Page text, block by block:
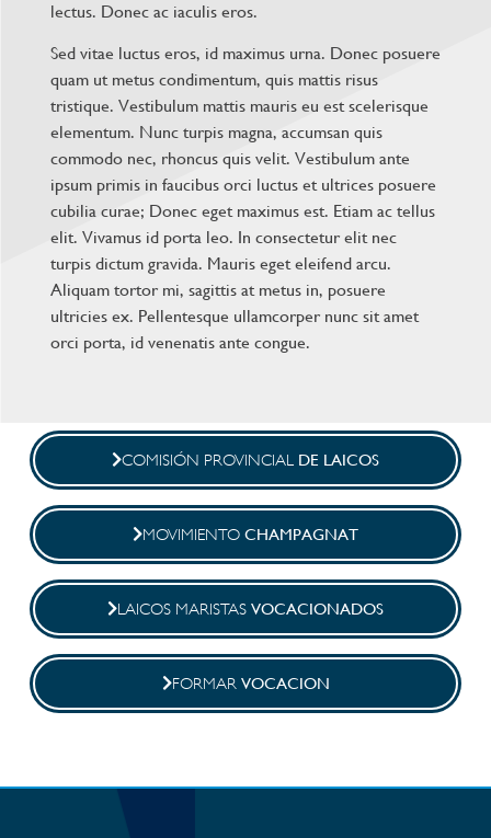
lectus. Donec ac iaculis eros.
Sed vitae luctus eros, id maximus urna. Donec posuere
quam ut metus condimentum, quis mattis risus
tristique. Vestibulum mattis mauris eu est scelerisque
elementum. Nunc turpis magna, accumsan quis
commodo nec, rhoncus quis velit. Vestibulum ante
ipsum primis in faucibus orci luctus et ultrices posuere
cubilia curae; Donec eget maximus est. Etiam ac tellus
elit. Vivamus id porta leo. In consectetur elit nec
turpis dictum gravida. Mauris eget eleifend arcu.
Aliquam tortor mi, sagittis at metus in, posuere
ultricies ex. Pellentesque ullamcorper nunc sit amet
orci porta, id venenatis ante congue.
COMISIÓN PROVINCIAL DE LAICOS
MOVIMIENTO CHAMPAGNAT
LAICOS MARISTAS VOCACIONADOS
FORMAR VOCACION